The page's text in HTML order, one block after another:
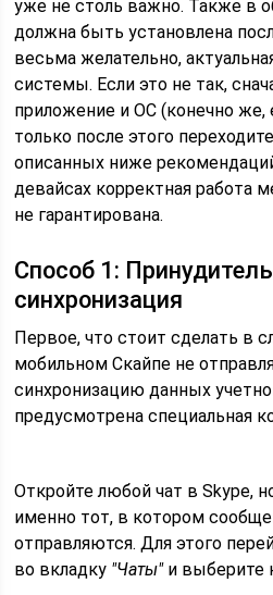
уже не столь важно. Также в
должна быть установлена
весьма желательно,
системы. Если это не так,
приложение и ОС (конечно же,
только после этого
описанных ниже
девайсах корректная работа
не гарантирована.
Способ 1:
синхронизация
Первое, что стоит сделать в
мобильном Скайпе не
синхронизацию данных
предусмотрена специальная
Откройте любой чат в Skype,
именно тот, в котором
отправляются. Для этого
во вкладку "Чаты"и выберите